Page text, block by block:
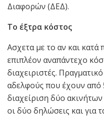
Διαφορών (ΔΕΔ).
Το έξτρα κόστος
Ασχετα με το αν και κατά
επιπλέον αναπάντεχο
διαχειριστές.
αδελφούς που έχουν από
διαχείριση δύο
οι δύο δηλώσεις και για